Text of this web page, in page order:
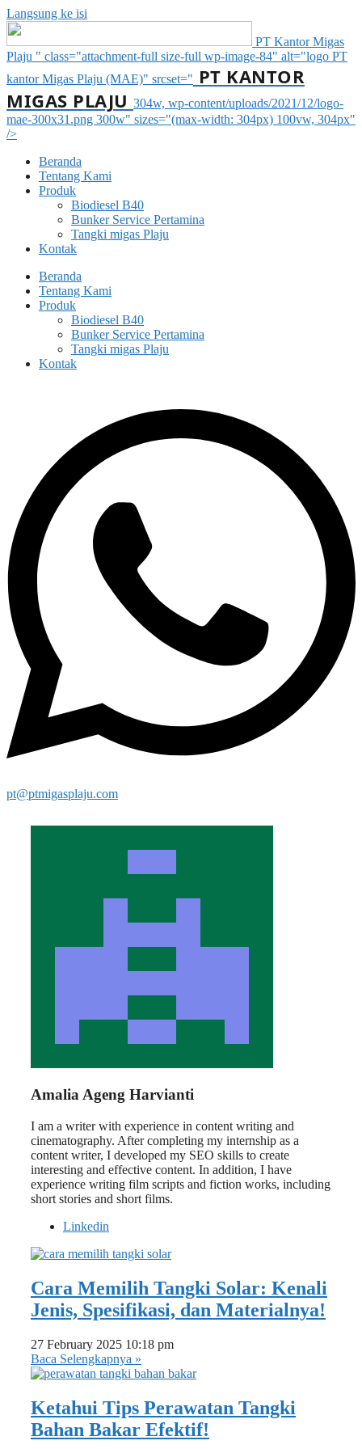
Langsung ke isi
PT Kantor Migas
Plaju " class="attachment-full size-full wp-image-84" alt="logo PT
kantor Migas Plaju (MAE)" srcset=" PT KANTOR
MIGAS PLAJU 304w, wp-content/uploads/2021/12/logo-
mae-300x31.png 300w" sizes="(max-width: 304px) 100vw, 304px"
/>
Beranda
Tentang Kami
Produk
Biodiesel B40
Bunker Service Pertamina
Tangki migas Plaju
Kontak
Beranda
Tentang Kami
Produk
Biodiesel B40
Bunker Service Pertamina
Tangki migas Plaju
Kontak
pt@ptmigasplaju.com
Amalia Ageng Harvianti
I am a writer with experience in content writing and
cinematography. After completing my internship as a
content writer, I developed my SEO skills to create
interesting and effective content. In addition, I have
experience writing film scripts and fiction works, including
short stories and short films.
Linkedin
Cara Memilih Tangki Solar: Kenali
Jenis, Spesifikasi, dan Materialnya!
27 February 2025 10:18 pm
Baca Selengkapnya »
Ketahui Tips Perawatan Tangki
Bahan Bakar Efektif!